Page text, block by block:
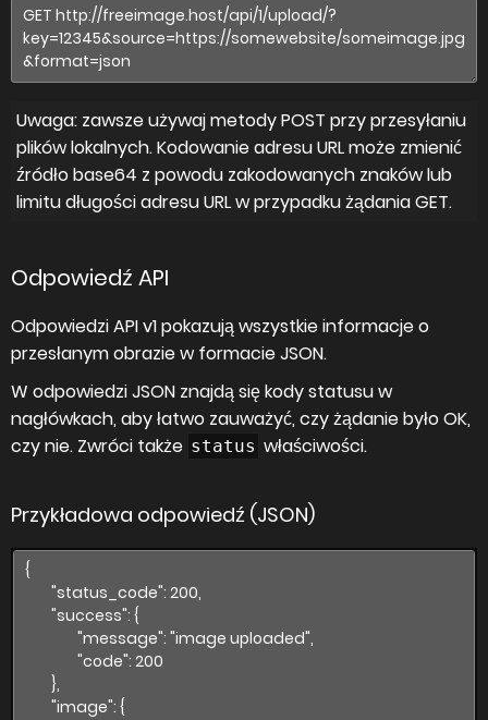
Uwaga: zawsze używaj metody POST przy przesyłaniu
plików lokalnych. Kodowanie adresu URL może zmienić
źródło base64 z powodu zakodowanych znaków lub
limitu długości adresu URL w przypadku żądania GET.
Odpowiedź API
Odpowiedzi API v1 pokazują wszystkie informacje o
przesłanym obrazie w formacie JSON.
W odpowiedzi JSON znajdą się kody statusu w
nagłówkach, aby łatwo zauważyć, czy żądanie było OK,
czy nie. Zwróci także status właściwości.
Przykładowa odpowiedź (JSON)